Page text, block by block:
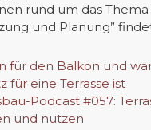
rund um das Thema
und Planung”
für den Balkon und
für eine Terrasse ist
Podcast #057:
und nutzen